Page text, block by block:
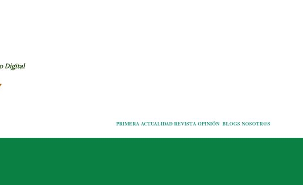
Digital
PRIMERA ACTUALIDAD REVISTA OPINIÓN BLOGS NOSOTR@S